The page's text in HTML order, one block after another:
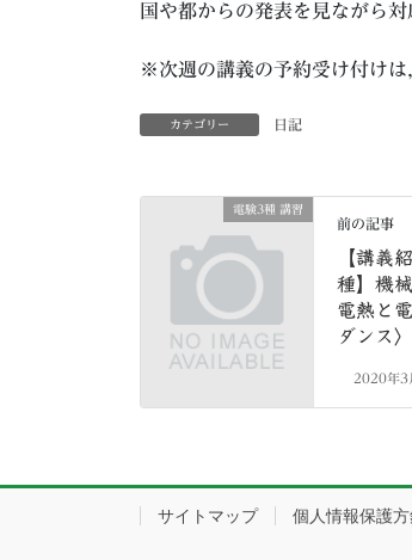
国や都からの発表を見ながら対
※次週の講義の予約受け付けは
カテゴリー 日記
電験3種 講習
前の記事
【講義
種】機
電熱と
ダンス〉
2020年3
サイトマップ 個人情報保護